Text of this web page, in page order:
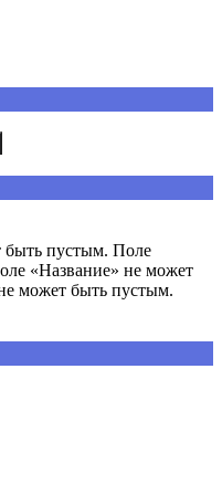
быть пустым. Поле
«Название» не может
может быть пустым.